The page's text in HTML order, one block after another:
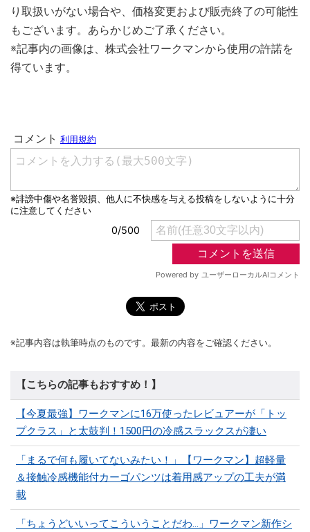
り取扱いがない場合や、価格変更および販売終了の可能性
もございます。あらかじめご了承ください。
※記事内の画像は、株式会社ワークマンから使用の許諾を
得ています。
※記事内容は執筆時点のものです。最新の内容をご確認ください。
【こちらの記事もおすすめ！】
【今夏最強】ワークマンに16万使ったレビュアーが「トッ
プクラス」と太鼓判！1500円の冷感スラックスが凄い
「まるで何も履いてないみたい！」【ワークマン】超軽量
＆接触冷感機能付カーゴパンツは着用感アップの工夫が満
載
「ちょうどいいってこういうことだわ...」ワークマン新作シ